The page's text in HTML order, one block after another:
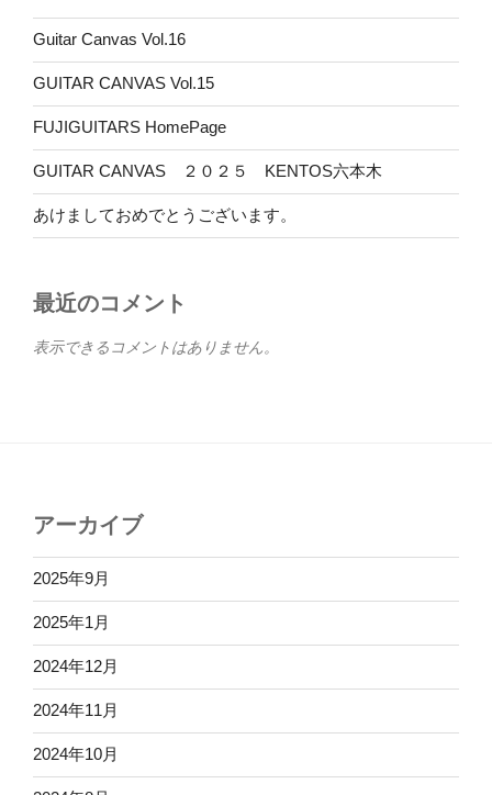
Guitar Canvas Vol.16
GUITAR CANVAS Vol.15
FUJIGUITARS HomePage
GUITAR CANVAS ２０２５ KENTOS六本木
あけましておめでとうございます。
最近のコメント
表示できるコメントはありません。
アーカイブ
2025年9月
2025年1月
2024年12月
2024年11月
2024年10月